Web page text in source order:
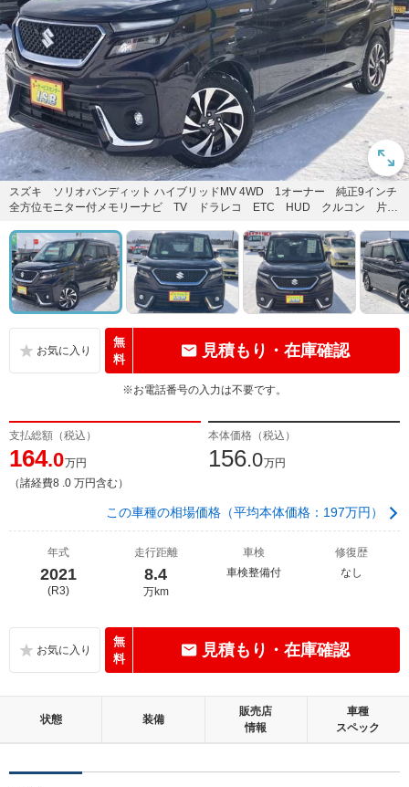
スズキ ソリオバンディット ハイブリッドMV 4WD 1オーナー 純正9インチ
全方位モニター付メモリーナビ TV ドラレコ ETC HUD クルコン 片側
無
料
見積もり・在庫確認
※お電話番号の入力は不要です。
支払総額（税込）
164.0万円
（諸経費8 .0 万円含む）
本体価格（税込）
156.0万円
この車種の相場価格（平均本体価格：197万円）
年式
2021
(R3)
走行距離
8.4
万km
車検
車検整備付
修復歴
なし
無
料
見積もり・在庫確認
状態 装備
販売店
情報
車種
スペック